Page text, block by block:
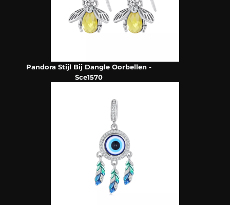
Pandora Stijl Bij Dangle Oorbellen -
Sce1570